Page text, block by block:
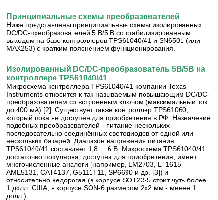
Принципиальные схемы преобразователей
Ниже представлены принципиальные схемы изолированных
DC/DC-преобразователей 5 В/5 В со стабилизированным
выходом на базе контроллеров TPS61040/41 и SN6501 (или
МАХ253) с кратким пояснением функционирования.
Изолированный DC/DC-преобразователь 5В/5В на
контроллере TPS61040/41
Микросхема контроллера TPS61040/41 компании Texas
Instruments относится к так называемым повышающим DC/DC-
преобразователям со встроенным ключом (максимальный ток
до 400 мА) [2]. Существует также контроллер TPS61060,
который пока не доступен для приобретения в РФ. Назначение
подобных преобразователей - питание нескольких
последовательно соединённых светодиодов от одной или
нескольких батарей. Диапазон напряжения питания
TPS61040/41 составляет 1,8 ... 6 В. Микросхема TPS61040/41
достаточно популярна, доступна для приобретения, имеет
многочисленные аналоги (например, LM2703, LT1615,
АМЕ5131, САТ4137, G5111Т11, SP6690 и др. [3]) и
относительно недорогая (в корпусе SOT23-5 стоит чуть более
1 долл. США, в корпусе SON-6 размером 2x2 мм - менее 1
долл.).